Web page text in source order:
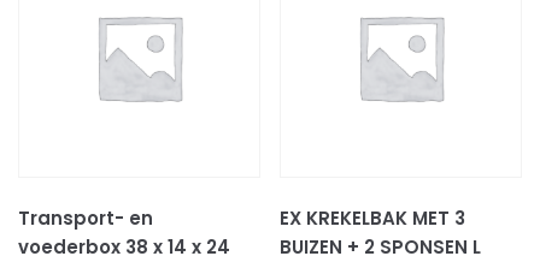
Transport- en
voederbox 38 x 14 x 24
EX KREKELBAK MET 3
BUIZEN + 2 SPONSEN L